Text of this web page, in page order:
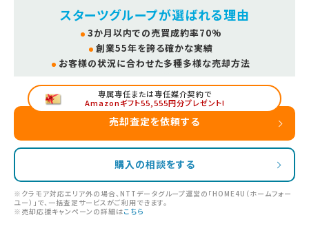
スターツグループが選ばれる理由
3か月以内での売買成約率70%
創業55年を誇る確かな実績
お客様の状況に合わせた多種多様な売却方法
専属専任または専任媒介契約で
Amazonギフト55,555円分プレゼント!
売却査定を依頼する
購入の相談をする
※クラモア対応エリア外の場合、NTTデータグループ運営の「HOME4U（ホームフォー
ユー）」で、一括査定サービスがご利用できます。
※売却応援キャンペーンの詳細はこちら